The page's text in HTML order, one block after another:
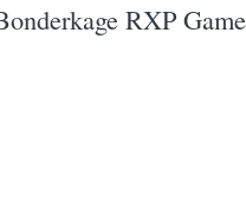
RXP